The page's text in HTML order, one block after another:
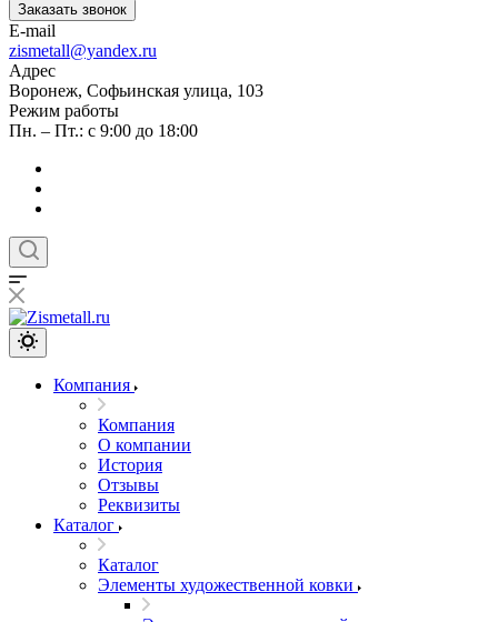
Заказать звонок
E-mail
zismetall@yandex.ru
Адрес
Воронеж, Софьинская улица, 103
Режим работы
Пн. – Пт.: с 9:00 до 18:00
Компания
Компания
О компании
История
Отзывы
Реквизиты
Каталог
Каталог
Элементы художественной ковки